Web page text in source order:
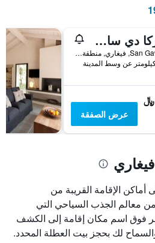
لوركا دي سان غافينو
San Gavino, فيغاري, منطقة كورسيكا, فرنسا
عرض الصفقة
الإقامة القريبة من
معالم الجذب السياحي التي
فوق اسم مكان إقامة إلى الكشف
لك بحجز بيت العطلة المحدد.